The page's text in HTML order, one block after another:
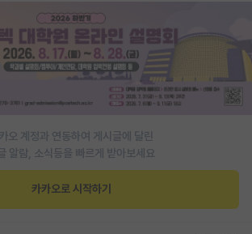
오 계정과 연동하여 게시글에 달린
알람, 소식등을 빠르게 받아보세요
카카오로 시작하기